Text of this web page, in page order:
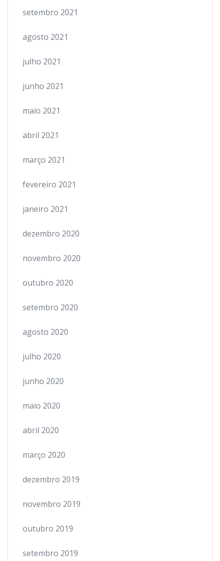
setembro 2021
agosto 2021
julho 2021
junho 2021
maio 2021
abril 2021
março 2021
fevereiro 2021
janeiro 2021
dezembro 2020
novembro 2020
outubro 2020
setembro 2020
agosto 2020
julho 2020
junho 2020
maio 2020
abril 2020
março 2020
dezembro 2019
novembro 2019
outubro 2019
setembro 2019